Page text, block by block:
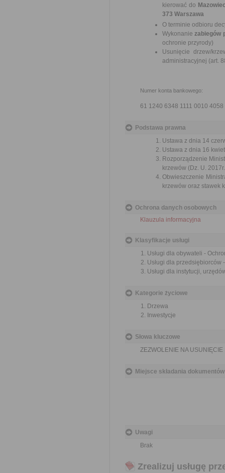
kierować do
373 Warszawa
O terminie odbioru
Wykonaniezabiegów
ochronie przyrody)
Usunięcie drzew/
administracyjnej (art.
Numer konta bankowego:
61 1240 6348 1111 0010
Podstawa prawna
Ustawa z dnia 14
Ustawa z dnia 16
Rozporządzenie
krzewów (Dz. U.
Obwieszczenie
krzewów oraz stawek
Ochrona danych osobowych
Klauzula informacyjna
Klasyfikacje usługi
Usługi dla obywateli -
Usługi dla
Usługi dla instytucji,
Kategorie życiowe
Drzewa
Inwestycje
Słowa kluczowe
ZEZWOLENIE NA
Miejsce składania dokumentów
Uwagi
Brak
Zrealizuj usługę